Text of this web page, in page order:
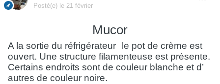
Posté(e) le 21 février
Mucor
A la sortie du réfrigérateur
le pot de crème est
ouvert. Une structure filamenteuse est présente.
Certains endroits sont de couleur blanche et d’
autres de couleur noire.